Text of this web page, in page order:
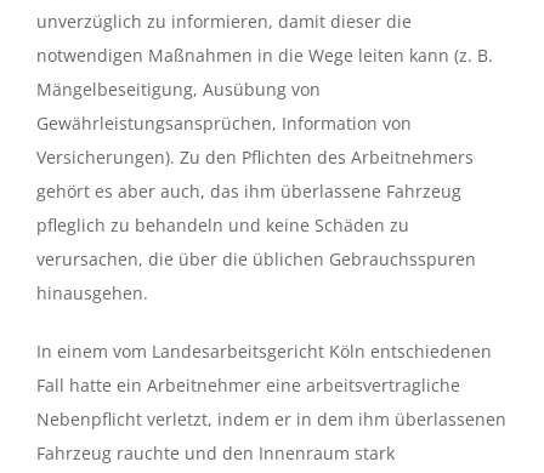
unverzüglich zu informieren, damit dieser die
notwendigen Maßnahmen in die Wege leiten kann (z. B.
Mängelbeseitigung, Ausübung von
Gewährleistungsansprüchen, Information von
Versicherungen). Zu den Pflichten des Arbeitnehmers
gehört es aber auch, das ihm überlassene Fahrzeug
pfleglich zu behandeln und keine Schäden zu
verursachen, die über die üblichen Gebrauchsspuren
hinausgehen.
In einem vom Landesarbeitsgericht Köln entschiedenen
Fall hatte ein Arbeitnehmer eine arbeitsvertragliche
Nebenpflicht verletzt, indem er in dem ihm überlassenen
Fahrzeug rauchte und den Innenraum stark